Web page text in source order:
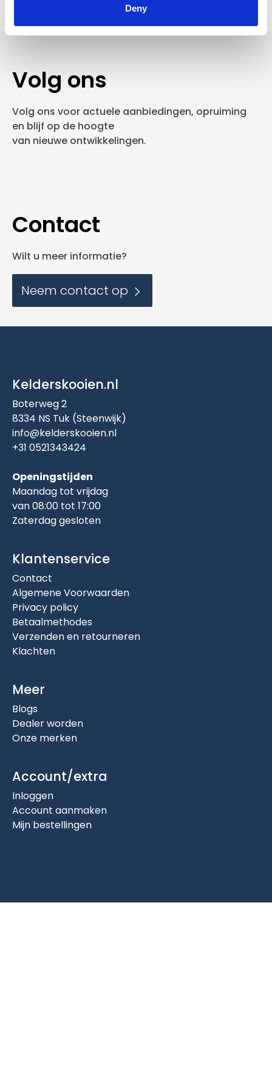
Deny
Volg ons
Volg ons voor actuele aanbiedingen, opruiming
en blijf op de hoogte
van nieuwe ontwikkelingen.
Contact
Wilt u meer informatie?
Neem contact op
Kelderskooien.nl
Boterweg 2
8334 NS Tuk (Steenwijk)
info@kelderskooien.nl
+31 0521343424
Openingstijden
Maandag tot vrijdag
van 08:00 tot 17:00
Zaterdag gesloten
Klantenservice
Contact
Algemene Voorwaarden
Privacy policy
Betaalmethodes
Verzenden en retourneren
Klachten
Meer
Blogs
Dealer worden
Onze merken
Account/extra
Inloggen
Account aanmaken
Mijn bestellingen